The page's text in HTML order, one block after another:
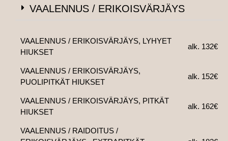
VAALENNUS / ERIKOISVÄRJÄYS
VAALENNUS / ERIKOISVÄRJÄYS, LYHYET
HIUKSET
alk. 132€
VAALENNUS / ERIKOISVÄRJÄYS,
PUOLIPITKÄT HIUKSET
alk. 152€
VAALENNUS / ERIKOISVÄRJÄYS, PITKÄT
HIUKSET
alk. 162€
VAALENNUS / RAIDOITUS /